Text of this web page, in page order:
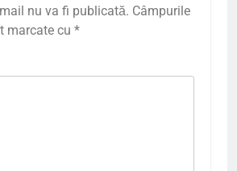
nu va fi publicată. Câmpurile
marcate cu *